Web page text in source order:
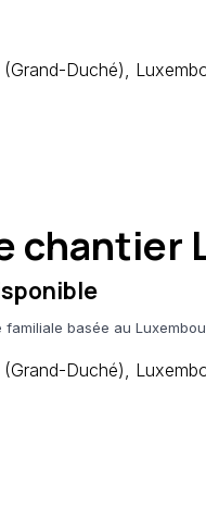
Duché),
chantier
familiale basée au
Duché),